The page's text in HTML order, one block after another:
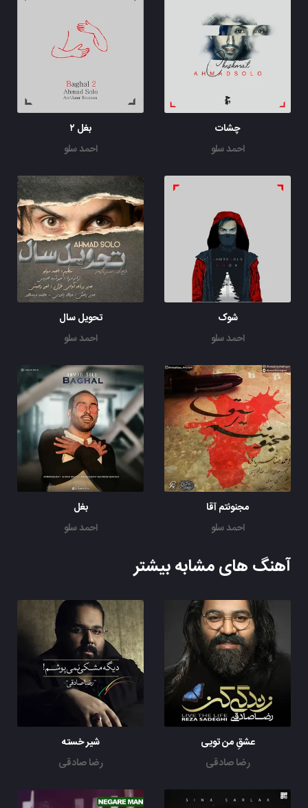
چشات
احمد سلو
بغل ۲
احمد سلو
شوک
احمد سلو
تحویل سال
احمد سلو
مجنونتم آقا
احمد سلو
بغل
احمد سلو
آهنگ های مشابه بیشتر
عشقِ من تویی
رضا صادقی
شیر خسته
رضا صادقی